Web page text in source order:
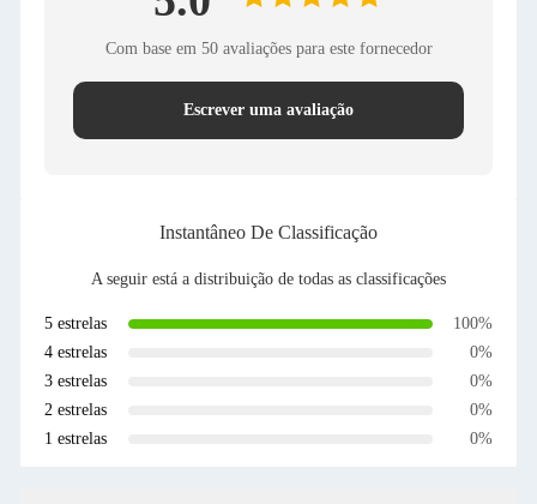
Com base em 50 avaliações para este fornecedor
Escrever uma avaliação
Instantâneo De Classificação
A seguir está a distribuição de todas as classificações
5 estrelas
100%
4 estrelas
0%
3 estrelas
0%
2 estrelas
0%
1 estrelas
0%